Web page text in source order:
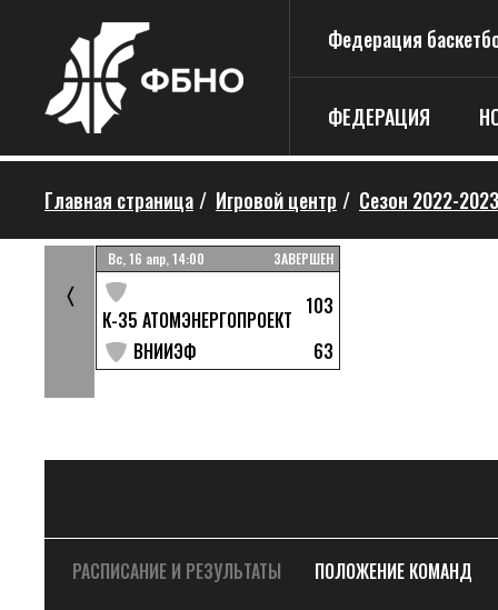
Федерация
ФЕДЕРАЦИЯ
Главная страница / Игровой центр / Сезон 2022-2023
81
Вс, 16 апр, 14:00 ЗАВЕРШЕН
К-35 АТОМЭНЕРГОПРОЕКТ
103
ВНИИЭФ
63
〈
РАСПИСАНИЕ И РЕЗУЛЬТАТЫ ПОЛОЖЕНИЕ КОМАНД